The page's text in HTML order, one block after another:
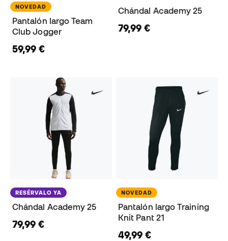
NOVEDAD
Pantalón largo Team
Club Jogger
59,99 €
Chándal Academy 25
79,99 €
RESÉRVALO YA
Chándal Academy 25
79,99 €
NOVEDAD
Pantalón largo Training
Knit Pant 21
49,99 €